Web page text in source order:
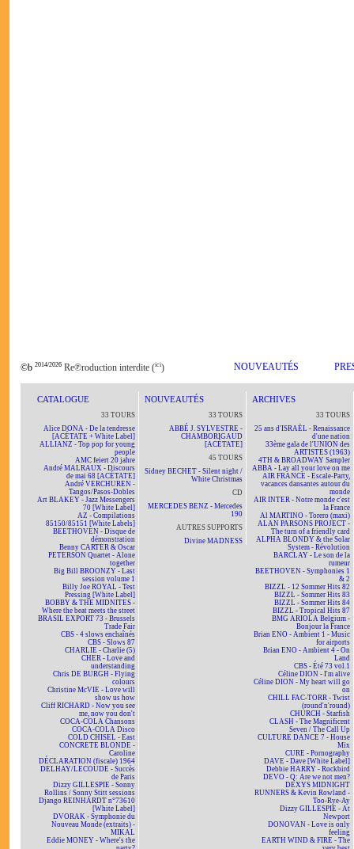
©b 2014/2026 Re℗roduction interdite (ici) NOUVEAUTÉS
CATALOGUE
33 TOURS
Alice DONA - De la tendresse
[ACÉTATE + White Label]
ALLIANZ - Top pop for young
people
AMC feiert 20 jahre
André MALRAUX - Discours
de mai 68 [ACÉTATE]
André VERCHUREN -
Tangos/Pasos-Dobles
Art BLAKEY - Jazz Messengers
70 [White Label]
AZ - Compilations
85150/85151 [White Labels]
BEETHOVEN - Disque de
démonstration
Benny CARTER & Oscar
PETERSON Quartet - Alone
together
Big Bill BROONZY - Last
session volume 1
Billy Joe ROYAL - Test
Pressing [White Label]
BOBBY & THE MIDNITES -
Where the beat meets the street
BRASIL EXPORT 73 - Brussels
Trade Fair
CBS - 4 slows enchaînés
CBS - Slows 87
CHARLIE - Charlie (5)
CHER - Love and
understanding
Chris DE BURGH - Flying
colours
Christine McVIE - Love will
show us how
Cliff RICHARD - Now you see
me, now you don't
COCA-COLA Chansons
COCA-COLA Disco
COLD CHISEL - East
CONCRETE BLONDE -
Caroline
DÉCLARATION (fiscale) 1964
DELHAY/LECOUDE - Succès
de Paris
Dizzy GILLESPIE - Sonny
Rollins / Sonny Stitt sessions
Django REINHARDT n°73610
[White Label]
DVORAK - Symphonie du
Nouveau Monde (extraits) -
MIKAL
Eddie MONEY - Where's the
NOUVEAUTÉS
33 TOURS
ABBÉ J. SYLVESTRE -
CHAMBORIGAUD
[ACÉTATE]
45 TOURS
Sidney BECHET - Silent night /
White Christmas
CD
MERCEDES BENZ - Mercedes
190
AUTRES SUPPORTS
Divine MADNESS
ARCHIVES
33 TOURS
25 ans d'ISRAËL - Renaissance
d'une nation
33ème gala de l'UNION des
ARTISTES (1963)
4TH & BROADWAY Sampler
ABBA - Lay all your love on me
AIR FRANCE - Escale-Party,
vacances dansantes autour du
monde
AIR INTER - Notre monde c'est
la France
Al MARTINO - Torero (maxi)
ALAN PARSONS PROJECT -
The turn of a friendly card
ALPHA BLONDY & the Solar
System - Révolution
BARCLAY - Le son de la
rumeur
BEETHOVEN - Symphonies 1
& 2
BIZZL - 12 Sommer Hits 82
BIZZL - Sommer Hits 83
BIZZL - Sommer Hits 84
BIZZL - Tropical Hits 87
BMG ARIOLA Belgium -
Bonjour la France
Brian ENO - Ambient 1 - Music
for airports
Brian ENO - Ambient 4 - On
Land
CBS - Été 73 vol.1
Céline DION - I'm alive
Céline DION - My heart will go
on
CHILL FAC-TORR - Twist
(round'n'round)
CHURCH - Starfish
CLASH - The Magnificent
Seven / The Call Up
CULTURE DANCE 7 - House
Mix
CURE - Pornography
DAVE - Dave [White Label]
Debbie HARRY - Rockbird
DEVO - Q: Are we not men?
DEXYS MIDNIGHT
RUNNERS & Kevin Rowland -
Too-Rye-Ay
Dizzy GILLESPIE - At
Newport
DONOVAN - Love is only
feeling
EARTH WIND & FIRE - The